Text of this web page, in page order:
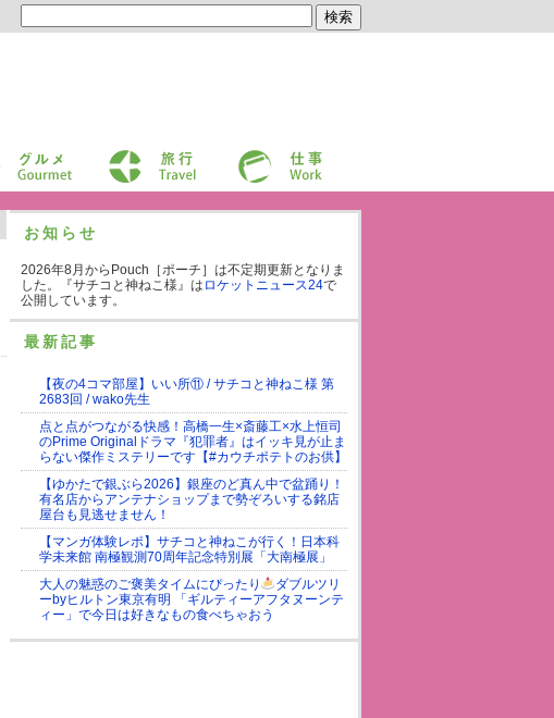
旅行 仕事
お知らせ
2026年8月からPouch［ポーチ］は不定期更新となりま
した。『サチコと神ねこ様』は ロケットニュース24で
公開しています。
最新記事
【夜の4コマ部屋】いい所⑪ / サチコと神ねこ様 第
2683回 / wako先生
点と点がつながる快感！高橋一生×斎藤工×水上恒司
のPrime Originalドラマ『犯罪者』はイッキ見が止ま
らない傑作ミステリーです【#カウチポテトのお供】
【ゆかたで銀ぶら2026】銀座のど真ん中で盆踊り！
有名店からアンテナショップまで勢ぞろいする銘店
屋台も見逃せません！
【マンガ体験レポ】サチコと神ねこが行く！日本科
学未来館 南極観測70周年記念特別展「大南極展」
大人の魅惑のご褒美タイムにぴったり
ダブルツリ
ーbyヒルトン東京有明 「ギルティーアフタヌーンテ
ィー」で今日は好きなもの食べちゃおう